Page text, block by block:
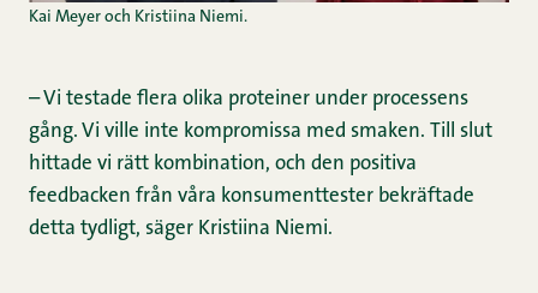
Kai Meyer och Kristiina Niemi.
– Vi testade flera olika proteiner under processens
gång. Vi ville inte kompromissa med smaken. Till slut
hittade vi rätt kombination, och den positiva
feedbacken från våra konsumenttester bekräftade
detta tydligt, säger Kristiina Niemi.